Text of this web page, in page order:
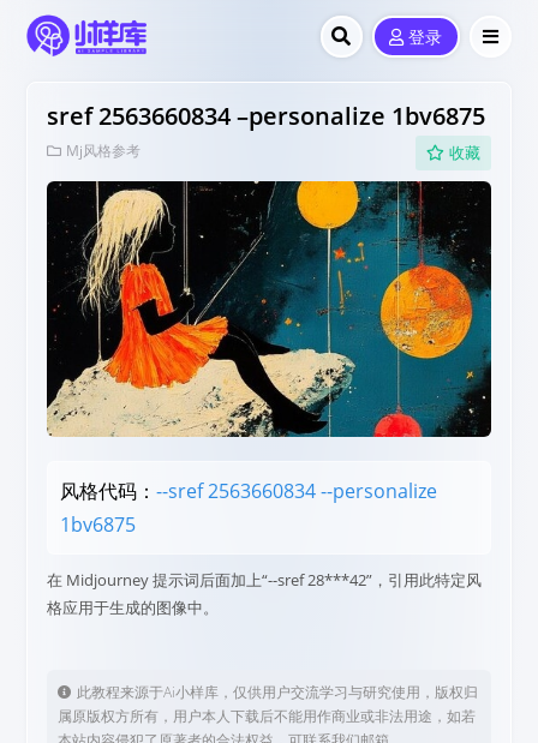
登录
sref 2563660834 –personalize 1bv6875
Mj风格参考 收藏
风格代码：--sref 2563660834 --personalize
1bv6875
在 Midjourney 提示词后面加上“--sref 28***42”，引用此特定风
格应用于生成的图像中。
此教程来源于Ai小样库，仅供用户交流学习与研究使用，版权归
属原版权方所有，用户本人下载后不能用作商业或非法用途，如若